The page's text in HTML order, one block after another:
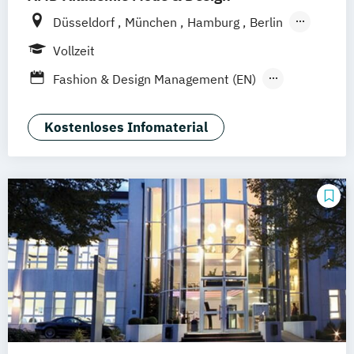
Düsseldorf München Hamburg
Berlin
Wiesbaden
Vollzeit
Fashion & Design Management (EN)
Interior Design Luxury Management (EN)
Marken- & Kommunikationsdesign
Sustainability in Creative Industries (EN)
Kostenloses Infomaterial